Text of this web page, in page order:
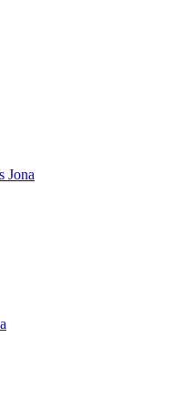
Jona